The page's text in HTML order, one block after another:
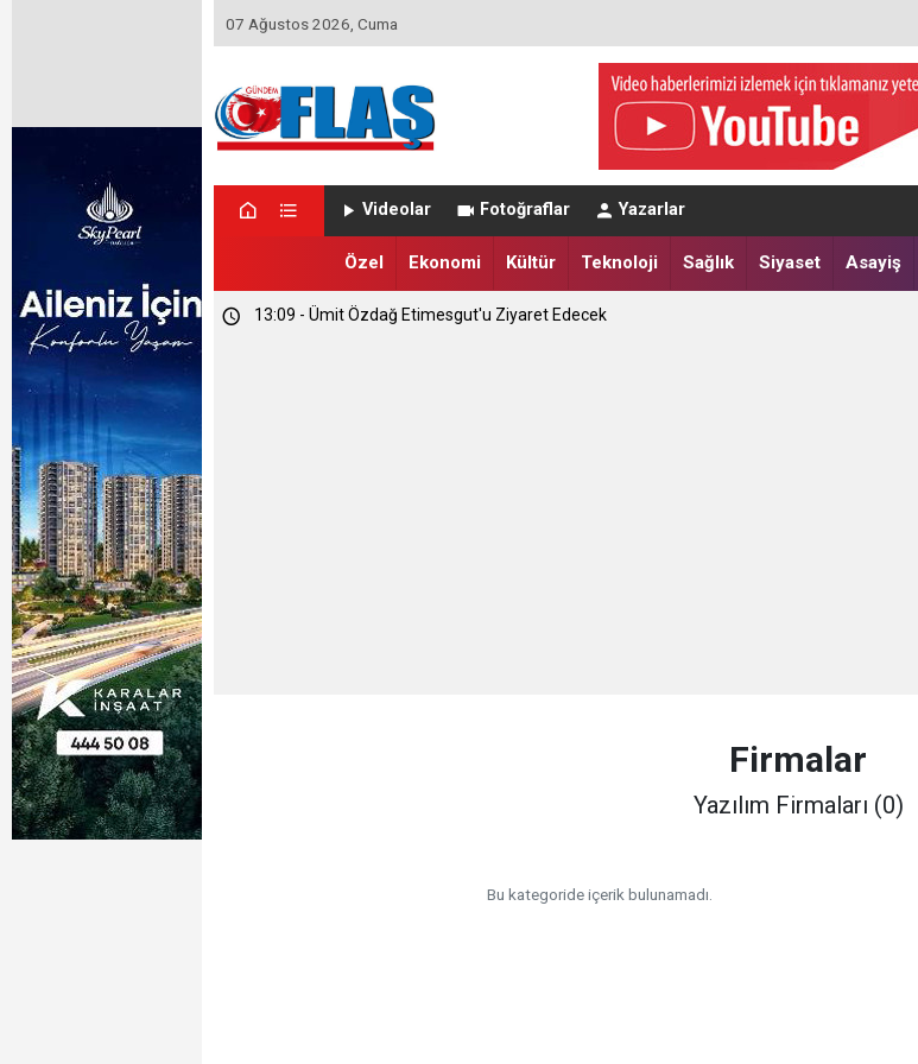
07 Ağustos 2026, Cuma
Videolar Fotoğraflar Yazarlar
Özel Ekonomi Kültür Teknoloji Sağlık Siyaset Asayiş
23:46 - Memet Yula'dan Etimesgut Değerlendirmesi
13:09 - Ümit Özdağ Etimesgut'u Ziyaret Edecek
Firmalar
Yazılım Firmaları (0)
Bu kategoride içerik bulunamadı.